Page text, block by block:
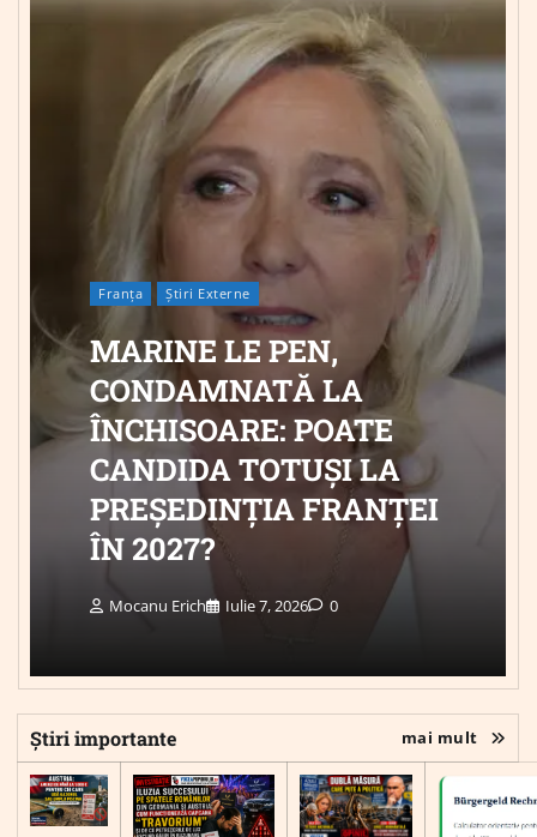
Franța Știri Externe
MARINE LE PEN,
CONDAMNATĂ LA
ÎNCHISOARE: POATE
CANDIDA TOTUȘI LA
PREȘEDINȚIA FRANȚEI
ÎN 2027?
Mocanu Erich Iulie 7, 2026 0
Știri importante mai mult